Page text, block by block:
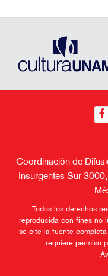
Coordinación de
Insurgentes Sur
Todos los derechos
reproducida con fines no
se cite la fuente
requiere permiso